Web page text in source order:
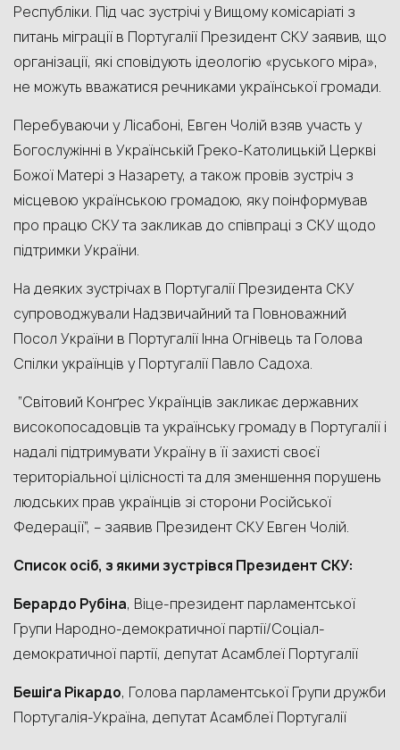
Республіки. Під час зустрічі у Вищому комісаріаті з
питань міграції в Португалії Президент СКУ заявив, що
організації, які сповідують ідеологію «руського міра»,
не можуть вважатися речниками української громади.
Перебуваючи у Лісабоні, Евген Чолій взяв участь у
Богослужінні в Українській Греко-Католицькій Церкві
Божої Матері з Назарету, а також провів зустріч з
місцевою українською громадою, яку поінформував
про працю СКУ та закликав до співпраці з СКУ щодо
підтримки України.
На деяких зустрічах в Португалії Президента СКУ
супроводжували Надзвичайний та Повноважний
Посол України в Португалії Інна Огнівець та Голова
Спілки українців уПортугалії Павло Садоха.
“Світовий Конґрес Українців закликає державних
високопосадовців та українську громаду в Португалії і
надалі підтримувати Україну в її захисті своєї
територіальної цілісності та для зменшення порушень
людських прав українців зі сторони Російської
Федерації”, – заявив Президент СКУ Евген Чолій.
Список осіб, з якими зустрівся Президент СКУ:
Берардо Рубіна, Віце-президент парламентської
Групи Народно-демократичної партії/Соціал-
демократичної партії, депутат Асамблеї Португалії
Бешіґа Рікардо, Голова парламентської Групи дружби
Португалія-Україна, депутат Асамблеї Португалії